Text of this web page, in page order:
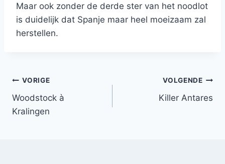
Maar ook zonder de derde ster van het noodlot
is duidelijk dat Spanje maar heel moeizaam zal
herstellen.
Bericht
navigatie
VORIGE
Woodstock à
Kralingen
VOLGENDE
Killer Antares